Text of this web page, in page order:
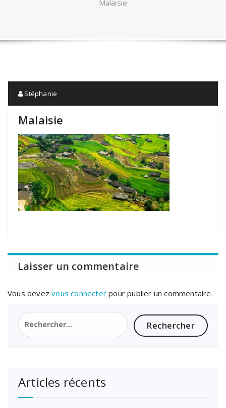
Malaisie
Stéphanie
Malaisie
Laisser un commentaire
Vous devezvous connecter pour publier un commentaire.
Rechercher :
Articles récents